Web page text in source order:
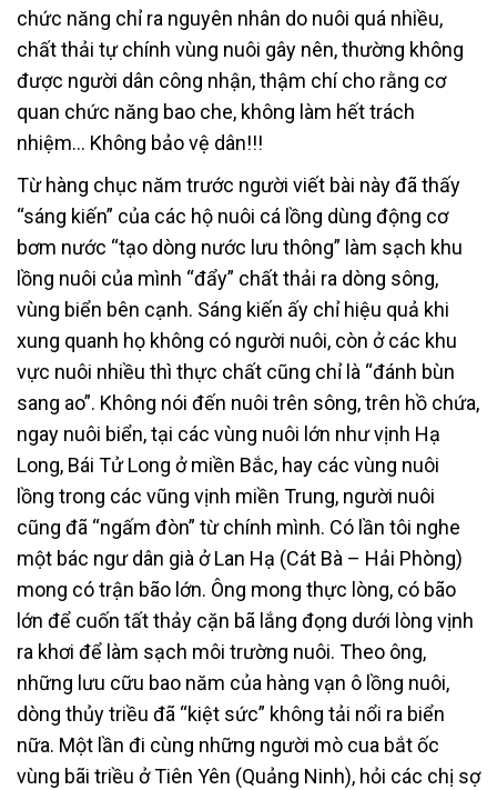
chức năng chỉ ra nguyên nhân do nuôi quá nhiều,
chất thải tự chính vùng nuôi gây nên, thường không
được người dân công nhận, thậm chí cho rằng cơ
quan chức năng bao che, không làm hết trách
nhiệm… Không bảo vệ dân!!!
Từ hàng chục năm trước người viết bài này đã thấy
“sáng kiến” của các hộ nuôi cá lồng dùng động cơ
bơm nước “tạo dòng nước lưu thông” làm sạch khu
lồng nuôi của mình “đẩy” chất thải ra dòng sông,
vùng biển bên cạnh. Sáng kiến ấy chỉ hiệu quả khi
xung quanh họ không có người nuôi, còn ở các khu
vực nuôi nhiều thì thực chất cũng chỉ là “đánh bùn
sang ao”. Không nói đến nuôi trên sông, trên hồ chứa,
ngay nuôi biển, tại các vùng nuôi lớn như vịnh Hạ
Long, Bái Tử Long ở miền Bắc, hay các vùng nuôi
lồng trong các vũng vịnh miền Trung, người nuôi
cũng đã “ngấm đòn” từ chính mình. Có lần tôi nghe
một bác ngư dân già ở Lan Hạ (Cát Bà – Hải Phòng)
mong có trận bão lớn. Ông mong thực lòng, có bão
lớn để cuốn tất thảy cặn bã lắng đọng dưới lòng vịnh
ra khơi để làm sạch môi trường nuôi. Theo ông,
những lưu cữu bao năm của hàng vạn ô lồng nuôi,
dòng thủy triều đã “kiệt sức” không tải nổi ra biển
nữa. Một lần đi cùng những người mò cua bắt ốc
vùng bãi triều ở Tiên Yên (Quảng Ninh), hỏi các chị sợ